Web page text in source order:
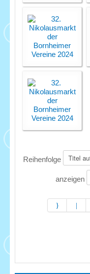
Reihenfolge
anzeigen